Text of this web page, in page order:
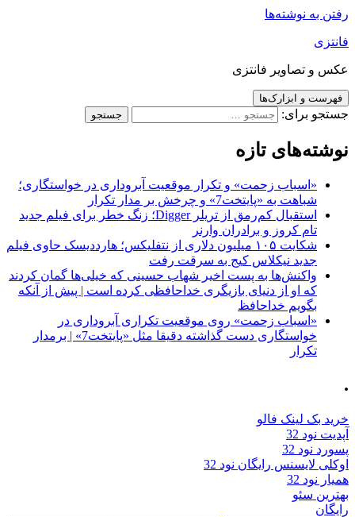
رفتن به نوشته‌ها
فانتزی
عکس و تصاویر فانتزی
فهرست و ابزارک‌ها
جستجو برای:
نوشته‌های تازه
«اسباب زحمت» و تکرار موقعیت آبروداری در خواستگاری؛
شباهت به «پایتخت7» و چرخش بر مدار تکرار
استقبال کم‌رمق از تریلر Digger؛ زنگ خطر برای فیلم جدید
تام کروز و برادران وارنر
شکایت ۱۰۵ میلیون دلاری از نتفلیکس؛ هارددیسک حاوی فیلم
جدید نیکلاس کیج به سرقت رفت
واکنش‌ها به پست اخیر شهاب حسینی که خیلی‌ها گمان کردند
که او از دنیای بازیگری خداحافظی کرده است | پیش از آنکه
بگویم خداحافظ
«اسباب زحمت» روی موقعیت تکراری آبروداری در
خواستگاری دست گذاشته دقیقا مثل «پایتخت7» | برمدار
تکرار
.
خرید بک لینک فالو
آپدیت نود 32
پسورد نود 32
اوکلی لایسنس رایگان نود 32
همیار نود 32
بهترین سئو
رایگان